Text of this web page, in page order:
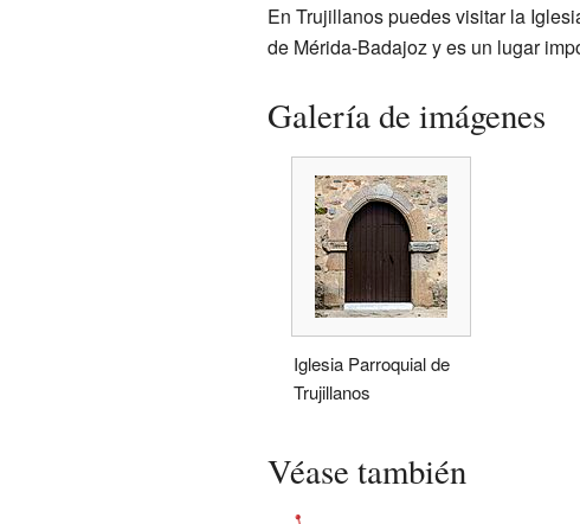
En Trujillanos puedes visitar la
de Mérida-Badajoz y es un lugar
Galería de imágenes
Iglesia Parroquial de
Trujillanos
Véase también